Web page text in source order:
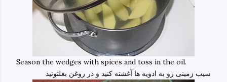
Season the wedges with spices and toss in the oil.
سیب زمینی رو به ادویه ها آغشته کنید و در روغن بغلتونید